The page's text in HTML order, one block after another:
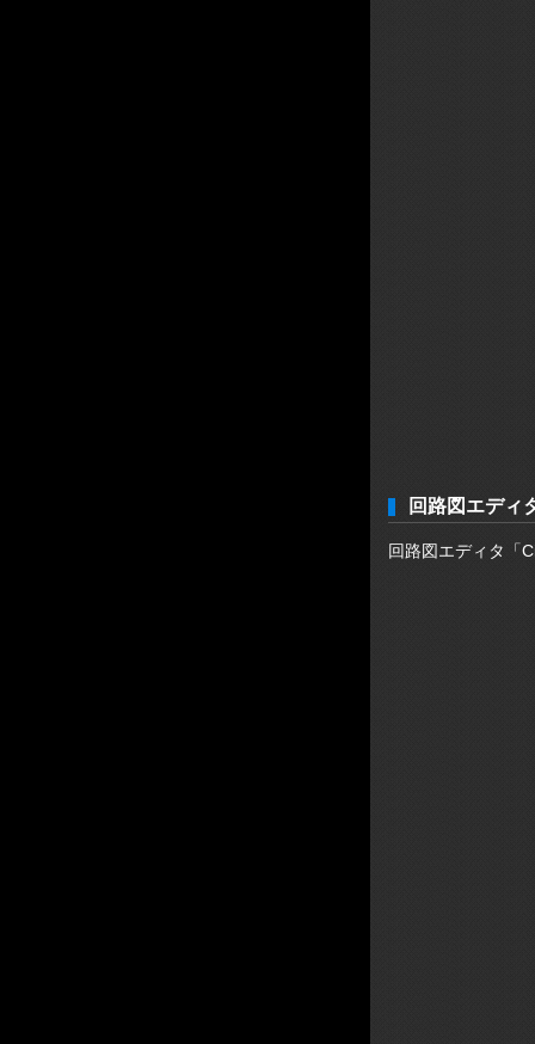
回路図エディ
回路図エディタ「